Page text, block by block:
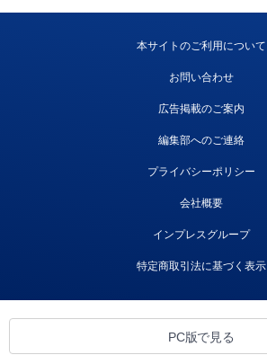
本サイトのご利用について
お問い合わせ
広告掲載のご案内
編集部へのご連絡
プライバシーポリシー
会社概要
インプレスグループ
特定商取引法に基づく表示
PC版で見る